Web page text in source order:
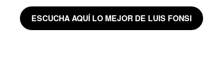
ESCUCHA AQUÍ LO MEJOR DE LUIS FONSI